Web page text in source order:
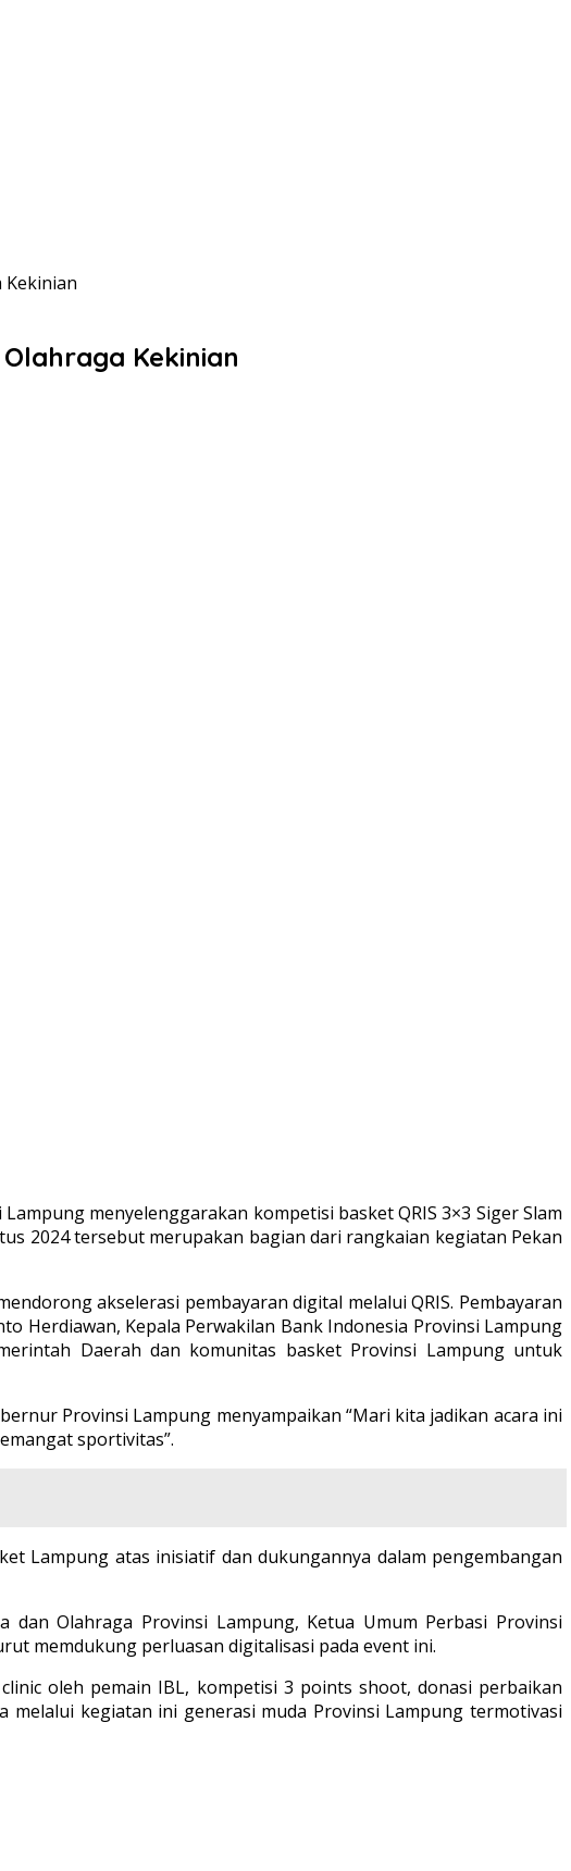
Kekinian
Kekinian
menyelenggarakan kompetisi basket QRIS 3×3 Siger Slam
2024 tersebut merupakan bagian dari rangkaian kegiatan Pekan
akselerasi pembayaran digital melalui QRIS. Pembayaran
Herdiawan, Kepala Perwakilan Bank Indonesia Provinsi Lampung
Daerah dan komunitas basket Provinsi Lampung untuk
Provinsi Lampung menyampaikan “Mari kita jadikan acara ini
sportivitas”.
Lampung atas inisiatif dan dukungannya dalam pengembangan
Olahraga Provinsi Lampung, Ketua Umum Perbasi Provinsi
memdukung perluasan digitalisasi pada event ini.
oleh pemain IBL, kompetisi 3 points shoot, donasi perbaikan
kegiatan ini generasi muda Provinsi Lampung termotivasi